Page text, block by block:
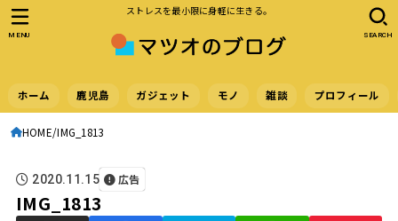
ストレスを最小限に身軽に生きる。
ホーム 鹿児島 ガジェット モノ 雑談 プロフィール
SEARCH
MENU
HOME IMG_1813
2020.11.15 広告
IMG_1813